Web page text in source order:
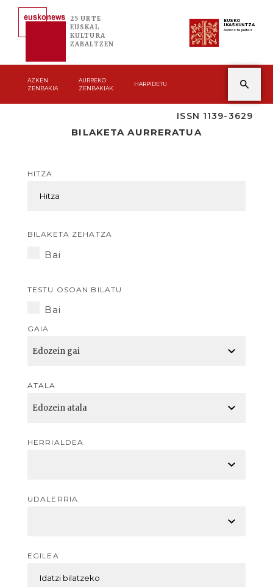
25 URTE
EUSKAL
KULTURA
ZABALTZEN
EUSKO
IKASKUNTZA
Asmoz ta jakitez
AZKEN
ZENBAKIA
AURREKO
ZENBAKIAK
HARPIDETU
ISSN 1139-3629
BILAKETA AURRERATUA
HITZA
BILAKETA ZEHATZA
Bai
TESTU OSOAN BILATU
Bai
GAIA
ATALA
HERRIALDEA
UDALERRIA
EGILEA